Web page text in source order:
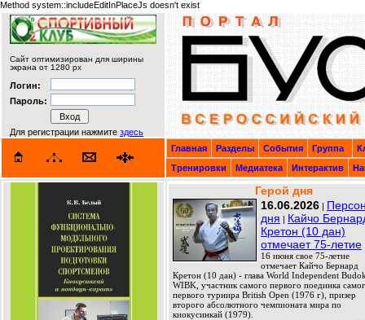
Method system::includeEditInPlaceJs doesn't exist
Сайт оптимизирован для ширины
экрана от 1280 px
Логин:
Пароль:
Для регистрации нажмите здесь
Главная
Разделы События Группа
Тренировки
Медиатека Интерактив
Герой дня
16.06.2026 |
дня | Кайчо
Кретон (10 дан)
отмечает 75-летие
16 июня свое 75-летие
отмечает Кайчо Бернард
Кретон (10 дан) - глава World Independent
WIBK, участник самого первого поединка
первого турнира British Open (1976 г), призер
второго абсолютного чемпионата мира по
киокусинкай (1979).